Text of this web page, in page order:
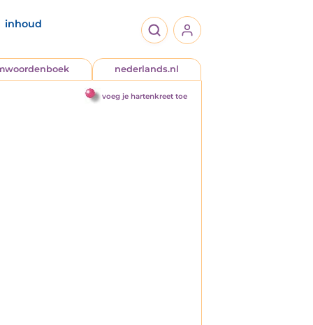
inhoud
nederlands.nl
voeg je hartenkreet toe